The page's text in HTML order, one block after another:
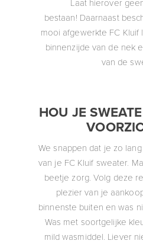
bestaan! Daarnaast
mooi afgewerkte FC Kluif
binnenzijde van de nek
van de
HOU JE
We snappen dat je zo
van je FC Kluif sweater.
beetje zorg. Volg deze
plezier van je
binnenste buiten en was
Was met soortgelijke
mild wasmiddel. Liever